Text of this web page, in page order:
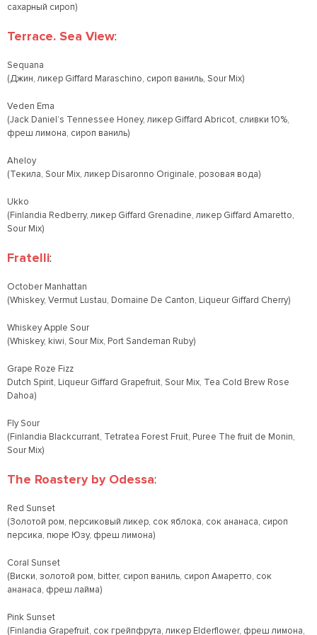
сахарный сироп)
Terrace. Sea View:
Sequana
(Джин, ликер Giffard Maraschino, сироп ваниль, Sour Mix)
Veden Ema
(Jack Daniel’s Tennessee Honey, ликер Giffard Abricot, сливки 10%,
фреш лимона, сироп ваниль)
Aheloy
(Текила, Sour Mix, ликер Disaronno Originale, розовая вода)
Ukko
(Finlandia Redberry, ликер Giffard Grenadine, ликер Giffard Amaretto,
Sour Mix)
Fratelli:
October Manhattan
(Whiskey, Vermut Lustau, Domaine De Canton, Liqueur Giffard Cherry)
Whiskey Apple Sour
(Whiskey, kiwi, Sour Mix, Port Sandeman Ruby)
Grape Roze Fizz
Dutch Spirit, Liqueur Giffard Grapefruit, Sour Mix, Tea Cold Brew Rose
Dahoa)
Fly Sour
(Finlandia Blackcurrant, Tetratea Forest Fruit, Puree The fruit de Monin,
Sour Mix)
The Roastery by Odessa:
Red Sunset
(Золотой ром, персиковый ликер, сок яблока, сок ананаса, сироп
персика, пюре Юзу, фреш лимона)
Coral Sunset
(Виски, золотой ром, bitter, сироп ваниль, сироп Амаретто, сок
ананаса, фреш лайма)
Pink Sunset
(Finlandia Grapefruit, сок грейпфрута, ликер Elderflower, фреш лимона,